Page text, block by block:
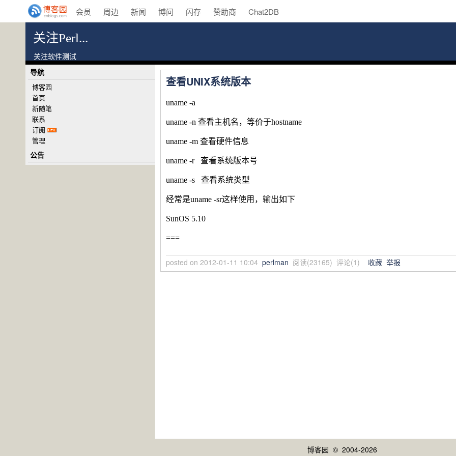
会员 周边 新闻 博问 闪存 赞助商 Chat2DB
关注Perl...
关注软件测试
查看UNIX系统版本
uname -a
uname -n 查看主机名，等价于hostname
uname -m 查看硬件信息
uname -r 查看系统版本号
uname -s 查看系统类型
经常是uname -sr这样使用，输出如下
SunOS 5.10
===
posted on 2012-01-11 10:04 perlman 阅读(23165) 评论(1 ) 收藏 举报
导航
博客园
首页
新随笔
联系
订阅
管理
公告
博客园 © 2004-2026